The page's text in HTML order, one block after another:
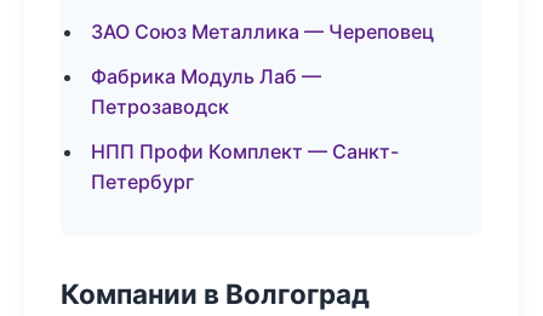
ЗАО Союз Металлика — Череповец
Фабрика Модуль Лаб —
Петрозаводск
НПП Профи Комплект — Санкт-
Петербург
Компании в Волгоград